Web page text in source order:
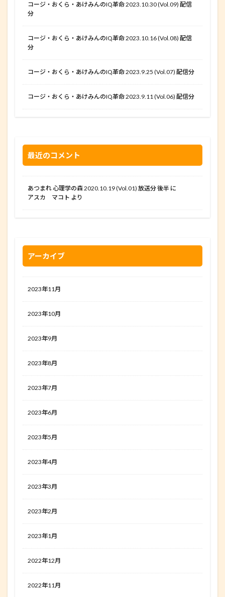
コージ・おくら・あけみんのIQ革命 2023.10.30 (Vol.09) 配信
分
コージ・おくら・あけみんのIQ革命 2023.10.16 (Vol.08) 配信
分
コージ・おくら・あけみんのIQ革命 2023.9.25 (Vol.07) 配信分
コージ・おくら・あけみんのIQ革命 2023.9.11 (Vol.06) 配信分
最近のコメント
あつまれ 心理学の森 2020.10.19 (Vol.01) 放送分 後半 に
アスカ マコト より
アーカイブ
2023年11月
2023年10月
2023年9月
2023年8月
2023年7月
2023年6月
2023年5月
2023年4月
2023年3月
2023年2月
2023年1月
2022年12月
2022年11月